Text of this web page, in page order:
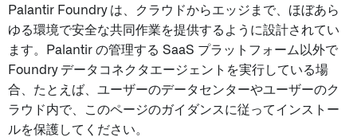
Palantir Foundry は、クラウドからエッジまで、ほぼあら
ゆる環境で安全な共同作業を提供するように設計されてい
ます。Palantir の管理する SaaS プラットフォーム以外で
Foundry データコネクタエージェントを実行している場
合、たとえば、ユーザーのデータセンターやユーザーのク
ラウド内で、このページのガイダンスに従ってインストー
ルを保護してください。